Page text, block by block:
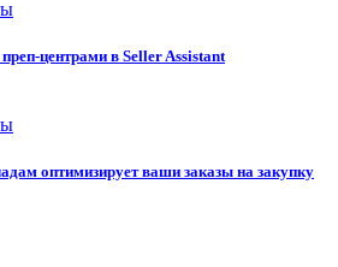
центрами в Seller Assistant
оптимизирует ваши заказы на закупку